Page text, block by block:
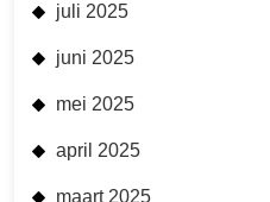
juli 2025
juni 2025
mei 2025
april 2025
maart 2025